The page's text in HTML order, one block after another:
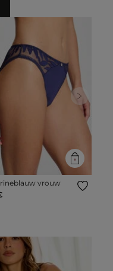
Next
vrouw